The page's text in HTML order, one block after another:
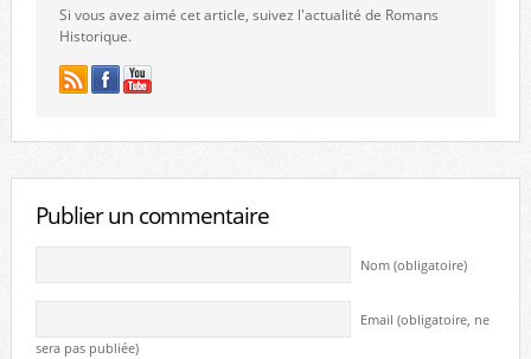
Si vous avez aimé cet article, suivez l'actualité de Romans
Historique.
Publier un commentaire
Nom (obligatoire)
Email (obligatoire, ne
sera pas publiée)